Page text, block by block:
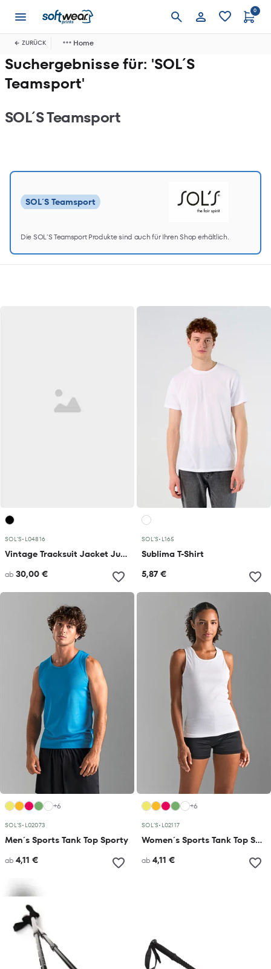
Anmelden
0
ZURÜCK Home
Suchergebnisse für: 'SOL´S
Teamsport'
SOL´S Teamsport
SOL´S Teamsport
Die SOL´S Teamsport Produkte sind auch für Ihren Shop erhältlich.
SOL´S• L04816
Vintage Tracksuit Jacket Junior
ab 30,00 €
SOL´S• L165
Sublima T-Shirt
5,87 €
+6
SOL´S• L02073
Men´s Sports Tank Top Sporty
ab 4,11 €
+6
SOL´S• L02117
Women´s Sports Tank Top Sporty
ab 4,11 €